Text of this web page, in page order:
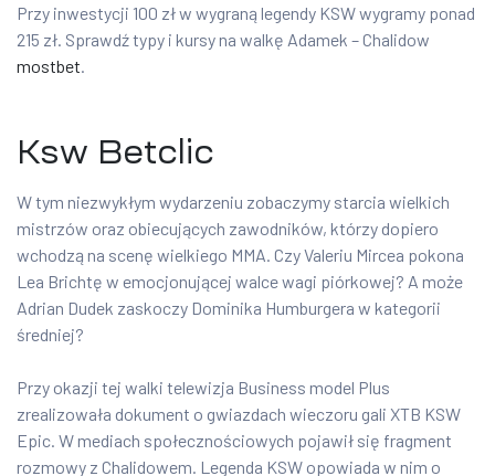
Przy inwestycji 100 zł w wygraną legendy KSW wygramy ponad
215 zł. Sprawdź typy i kursy na walkę Adamek – Chalidow
mostbet.
Ksw Betclic
W tym niezwykłym wydarzeniu zobaczymy starcia wielkich
mistrzów oraz obiecujących zawodników, którzy dopiero
wchodzą na scenę wielkiego MMA. Czy Valeriu Mircea pokona
Lea Brichtę w emocjonującej walce wagi piórkowej? A może
Adrian Dudek zaskoczy Dominika Humburgera w kategorii
średniej?
Przy okazji tej walki telewizja Business model Plus
zrealizowała dokument o gwiazdach wieczoru gali XTB KSW
Epic. W mediach społecznościowych pojawił się fragment
rozmowy z Chalidowem. Legenda KSW opowiada w nim o